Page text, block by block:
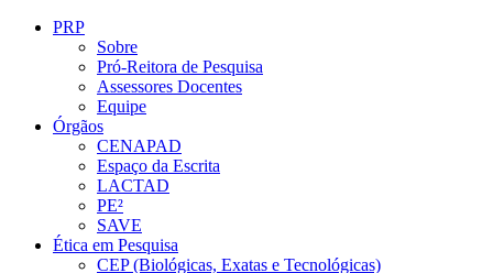
Conteúdo principal
PRP
Sobre
Pró-Reitora de Pesquisa
Assessores Docentes
Equipe
Órgãos
CENAPAD
Espaço da Escrita
LACTAD
PE²
SAVE
Ética em Pesquisa
CEP (Biológicas, Exatas e Tecnológicas)